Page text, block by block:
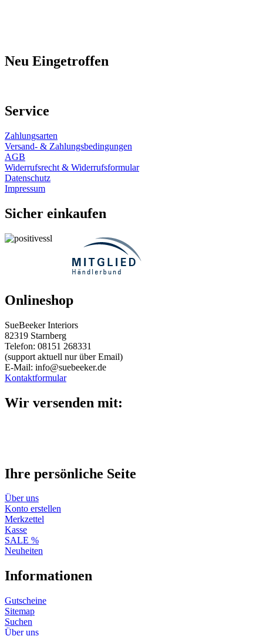
Neu Eingetroffen
Service
Zahlungsarten
Versand- & Zahlungsbedingungen
AGB
Widerrufsrecht & Widerrufsformular
Datenschutz
Impressum
Sicher einkaufen
Onlineshop
SueBeeker Interiors
82319 Starnberg
Telefon: 08151 268331
(support aktuell nur über Email)
E-Mail: info@suebeeker.de
Kontaktformular
Wir versenden mit:
Ihre persönliche Seite
Über uns
Konto erstellen
Merkzettel
Kasse
SALE %
Neuheiten
Informationen
Gutscheine
Sitemap
Suchen
Über uns